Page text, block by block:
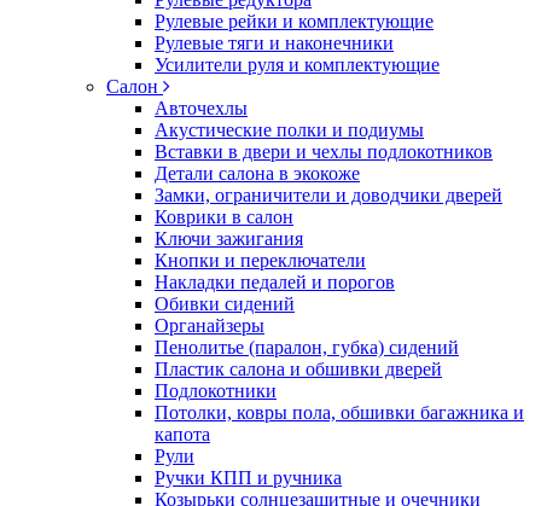
Рулевые рейки и комплектующие
Рулевые тяги и наконечники
Усилители руля и комплектующие
Салон
Авточехлы
Акустические полки и подиумы
Вставки в двери и чехлы подлокотников
Детали салона в экокоже
Замки, ограничители и доводчики дверей
Коврики в салон
Ключи зажигания
Кнопки и переключатели
Накладки педалей и порогов
Обивки сидений
Органайзеры
Пенолитье (паралон, губка) сидений
Пластик салона и обшивки дверей
Подлокотники
Потолки, ковры пола, обшивки багажника и
капота
Рули
Ручки КПП и ручника
Козырьки солнцезащитные и очечники